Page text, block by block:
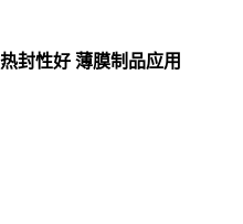
封性好 薄膜制品应用